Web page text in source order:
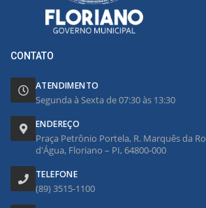
CONTATO
ATENDIMENTO
Segunda à Sexta de 07:30 às 13:30
ENDEREÇO
Praça Petrônio Portela, R. Marquês da
d'Água, Floriano – PI, 64800-000
TELEFONE
(89) 3515-1100